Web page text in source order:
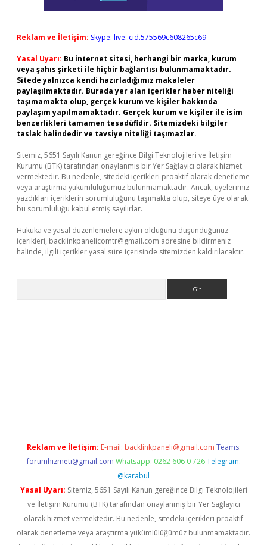
Reklam ve İletişim: Skype: live:.cid.575569c608265c69
Yasal Uyarı: Bu internet sitesi, herhangi bir marka, kurum
veya şahıs şirketi ile hiçbir bağlantısı bulunmamaktadır.
Sitede yalnızca kendi hazırladığımız makaleler
paylaşılmaktadır. Burada yer alan içerikler haber niteliği
taşımamakta olup, gerçek kurum ve kişiler hakkında
paylaşım yapılmamaktadır. Gerçek kurum ve kişiler ile isim
benzerlikleri tamamen tesadüfidir. Sitemizdeki bilgiler
taslak halindedir ve tavsiye niteliği taşımazlar.
Sitemiz, 5651 Sayılı Kanun gereğince Bilgi Teknolojileri ve İletişim
Kurumu (BTK) tarafından onaylanmış bir Yer Sağlayıcı olarak hizmet
vermektedir. Bu nedenle, sitedeki içerikleri proaktif olarak denetleme
veya araştırma yükümlülüğümüz bulunmamaktadır. Ancak, üyelerimiz
yazdıkları içeriklerin sorumluluğunu taşımakta olup, siteye üye olarak
bu sorumluluğu kabul etmiş sayılırlar.
Hukuka ve yasal düzenlemelere aykırı olduğunu düşündüğünüz
içerikleri, backlinkpanelicomtr@gmail.com adresine bildirmeniz
halinde, ilgili içerikler yasal süre içerisinde sitemizden kaldırılacaktır.
Reklam ve İletişim: E-mail: backlinkpaneli@gmail.com Teams:
forumhizmeti@gmail.com Whatsapp: 0262 606 0 726 Telegram:
@karabul
Yasal Uyarı: Sitemiz, 5651 Sayılı Kanun gereğince Bilgi Teknolojileri
ve İletişim Kurumu (BTK) tarafından onaylanmış bir Yer Sağlayıcı
olarak hizmet vermektedir. Bu nedenle, sitedeki içerikleri proaktif
olarak denetleme veya araştırma yükümlülüğümüz bulunmamaktadır.